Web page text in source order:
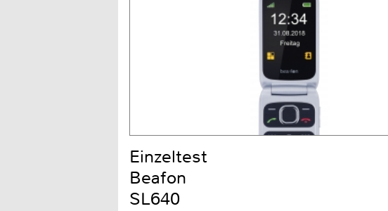
Einzeltest
Beafon
SL640